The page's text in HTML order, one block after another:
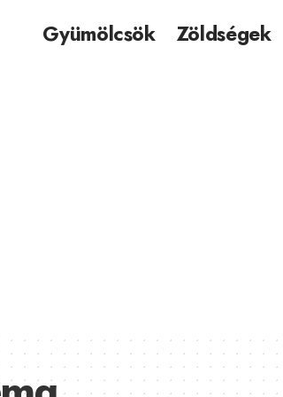
Gyümölcsök Zöldségek